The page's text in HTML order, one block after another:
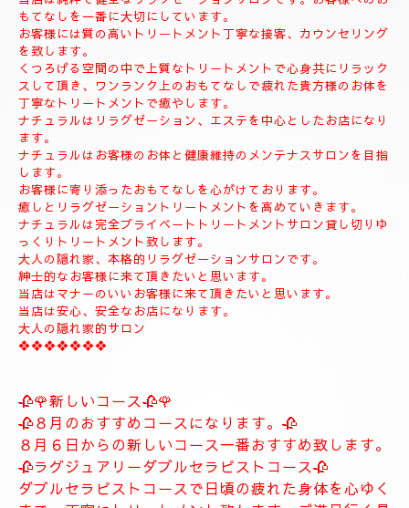
🍀お店のコンセプト🍀
当店は純粋で健全なリラクゼーションサロンです。お客様へのお
もてなしを一番に大切にしています。
お客様には質の高いトリートメント丁寧な接客、カウンセリング
を致します。
くつろげる空間の中で上質なトリートメントで心身共にリラック
スして頂き、ワンランク上のおもてなしで疲れた貴方様のお体を
丁寧なトリートメントで癒やします。
ナチュラルはリラグゼーション、エステを中心としたお店になり
ます。
ナチュラルはお客様のお体と健康維持のメンテナスサロンを目指
します。
お客様に寄り添ったおもてなしを心がけております。
癒しとリラグゼーショントリートメントを高めていきます。
ナチュラルは完全プライベートトリートメントサロン貸し切りゆ
っくりトリートメント致します。
大人の隠れ家、本格的リラグゼーションサロンです。
紳士的なお客様に来て頂きたいと思います。
当店はマナーのいいお客様に来て頂きたいと思います。
当店は安心、安全なお店になります。
🥀🌹新しいコース🥀🌹
🥀８月のおすすめコースになります。🥀
８月６日からの新しいコース一番おすすめ致します。
🥀ラグジュアリーダブルセラピストコース🥀